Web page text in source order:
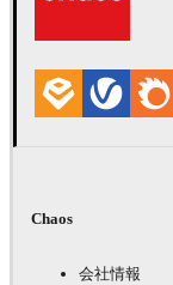
Chaos
会社情報